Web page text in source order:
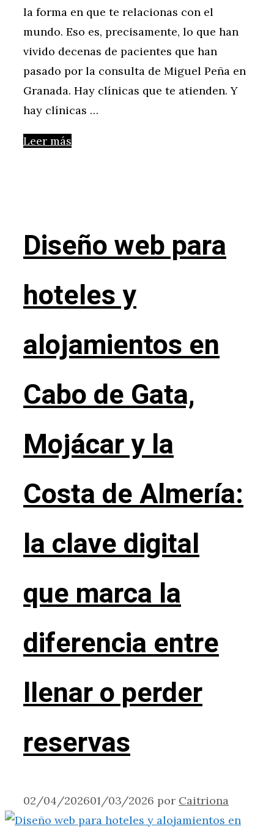
la forma en que te relacionas con el
mundo. Eso es, precisamente, lo que han
vivido decenas de pacientes que han
pasado por la consulta de Miguel Peña en
Granada. Hay clínicas que te atienden. Y
hay clínicas …
Leer más
Diseño web para
hoteles y
alojamientos en
Cabo de Gata,
Mojácar y la
Costa de Almería:
la clave digital
que marca la
diferencia entre
llenar o perder
reservas
02/04/202601/03/2026 por Caitriona